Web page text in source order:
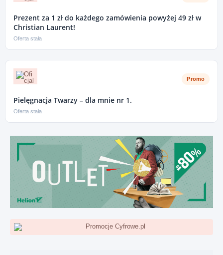
Prezent za 1 zł do każdego zamówienia powyżej 49 zł w
Christian Laurent!
Oferta stała
Promo
Pielęgnacja Twarzy – dla mnie nr 1.
Oferta stała